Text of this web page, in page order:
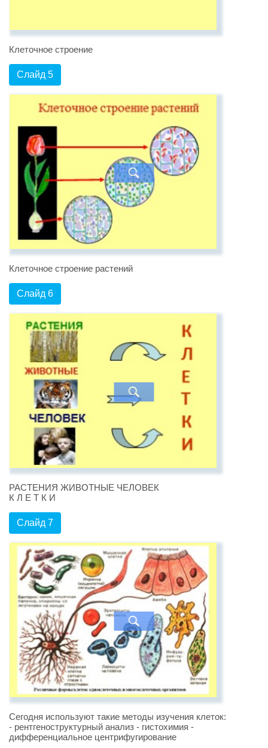
Клеточное строение
Слайд 5
Клеточное строение растений
Слайд 6
РАСТЕНИЯ ЖИВОТНЫЕ ЧЕЛОВЕК
К Л Е Т К И
Слайд 7
Сегодня используют такие методы изучения клеток:
- рентгеноструктурный анализ - гистохимия -
дифференциальное центрифугирование